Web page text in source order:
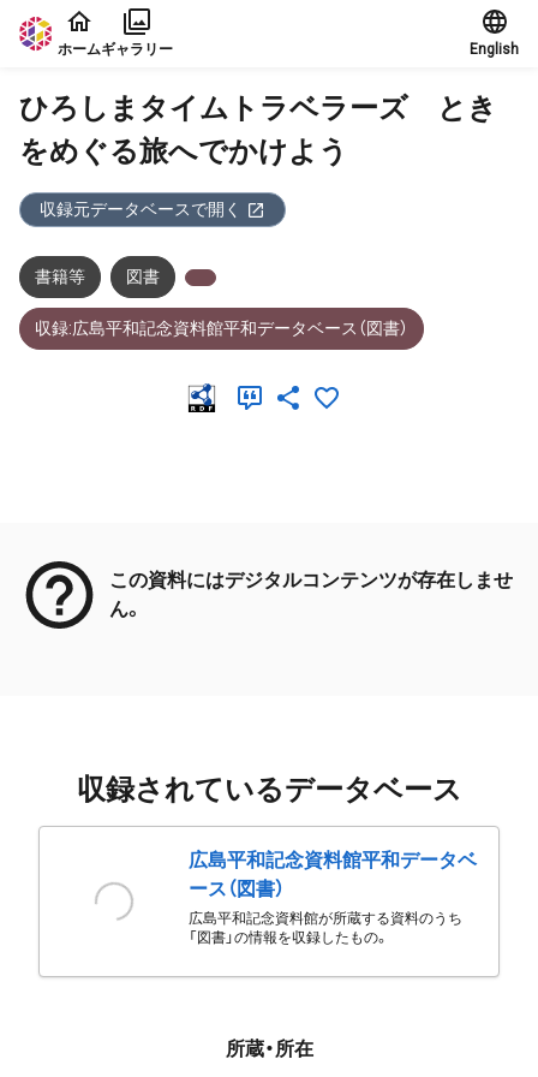
本文に飛ぶ
ホームギャラリー English
ひろしまタイムトラベラーズ とき
をめぐる旅へでかけよう
収録元データベースで開く
書籍等 図書
収録:広島平和記念資料館平和データベース（図書）
この資料にはデジタルコンテンツが存在しませ
ん。
収録されているデータベース
広島平和記念資料館平和データベ
ース（図書）
広島平和記念資料館が所蔵する資料のうち
「図書」の情報を収録したもの。
所蔵・所在